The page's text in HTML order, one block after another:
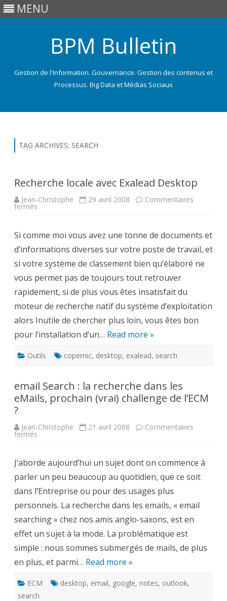
MENU
BPM Bulletin
Gestion de l'Information. Gouvernance. Gestion des contenus et
Processus. Big Data et Médias Sociaux
TAG ARCHIVES: SEARCH
Recherche locale avec Exalead Desktop
Jean-Christophe 29 avril 2008 Commentaires
fermés
Exalead
Desktop
Si comme moi vous avez une tonne de documents et
d’informations diverses sur votre poste de travail, et
si votre système de classement bien qu’élaboré ne
vous permet pas de toujours tout retrouver
rapidement, si de plus vous êtes insatisfait du
moteur de recherche natif du système d’exploitation
alors Inutile de chercher plus loin, vous êtes bon
pour l’installation d’un… Read more »
Outils copernic, desktop, exalead, search
email Search : la recherche dans les
eMails, prochain (vrai) challenge de l’ECM
?
Jean-Christophe 21 avril 2008 Commentaires
fermés
la
recherche
dans
les
eMails,
prochain
(vrai)
challenge
de
l’ECM
?
J’aborde aujourd’hui un sujet dont on commence à
parler un peu beaucoup au quotidien, que ce soit
dans l’Entreprise ou pour des usages plus
personnels. La recherche dans les emails, « email
searching » chez nos amis anglo-saxons, est en
effet un sujet à la mode. La problématique est
simple : nous sommes submergés de mails, de plus
en plus, et parmi… Read more »
ECM desktop, email, google, notes, outlook,
search